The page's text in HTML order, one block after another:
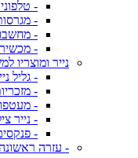
-
-
-
-
נייר ומוצריו
- גליל
-
-
- נייר
-
- עזרה